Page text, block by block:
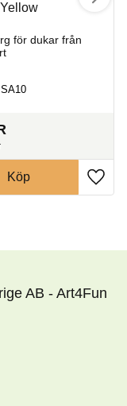
för dukar från
Köp
AB - Art4Fun